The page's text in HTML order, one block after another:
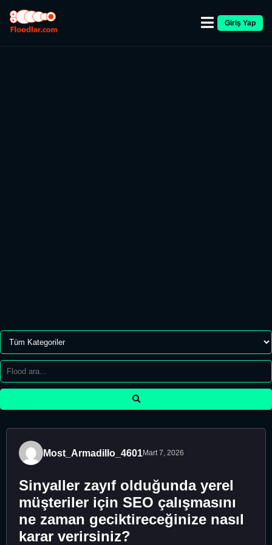
Giriş Yap
Most_Armadillo_4601Mart 7, 2026
Sinyaller zayıf olduğunda yerel
müşteriler için SEO çalışmasını
ne zaman geciktireceğinize nasıl
karar verirsiniz?